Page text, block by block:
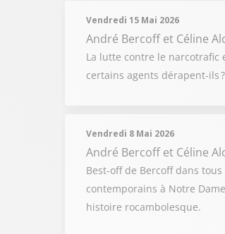
Vendredi 15 Mai 2026
André Bercoff et Céline
La lutte contre le narcotrafic
certains agents dérapent-ils ?
Vendredi 8 Mai 2026
André Bercoff et Céline
Best-off de Bercoff dans
contemporains à Notre
histoire rocambolesque.